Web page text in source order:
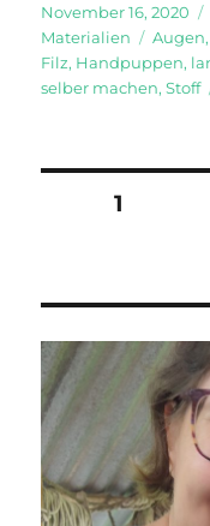
Veröffentlicht
am
November 16, 2020
Materialien
Augen,
Filz, Handpuppen,
selber machen,Stoff
Beiträge
SEITE1